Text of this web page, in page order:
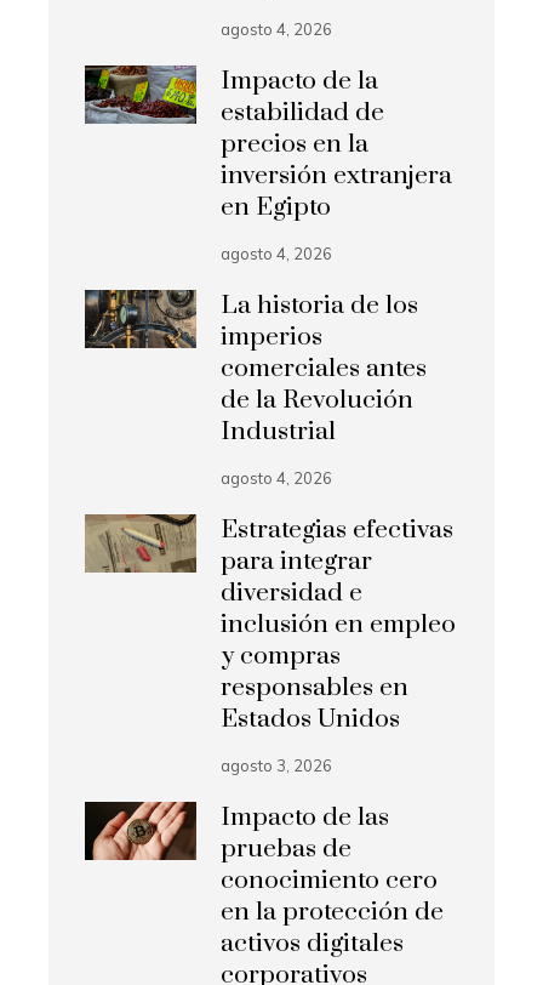
agosto 4, 2026
Impacto de la
estabilidad de
precios en la
inversión extranjera
en Egipto
agosto 4, 2026
La historia de los
imperios
comerciales antes
de la Revolución
Industrial
agosto 4, 2026
Estrategias efectivas
para integrar
diversidad e
inclusión en empleo
y compras
responsables en
Estados Unidos
agosto 3, 2026
Impacto de las
pruebas de
conocimiento cero
en la protección de
activos digitales
corporativos